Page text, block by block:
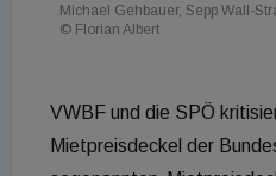
Michael Gehbauer, Sepp Wall-
© Florian Albert
VWBF und die SPÖ
Mietpreisdeckel der